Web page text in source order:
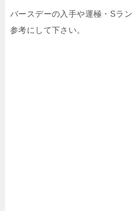
バースデーの入手や運極・Sラ
参考にして下さい。